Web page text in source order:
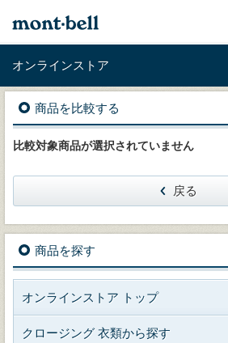
オンラインストア
商品を比較する
比較対象商品が選択されていません
戻る
商品を探す
オンラインストア トップ
クロージング 衣類から探す